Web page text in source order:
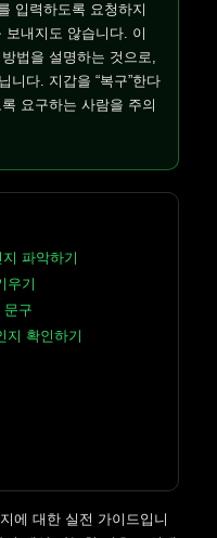
입력하도록 요청하지
내지도 않습니다. 이
법을 설명하는 것으로,
니다. 지갑을 “복구”한다
요구하는 사람을 주의
파악하기
우기
문구
지 확인하기
에 대한 실전 가이드입니